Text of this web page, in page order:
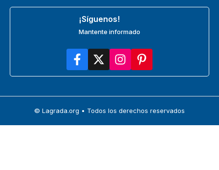
¡Síguenos!
Mantente informado
© Lagrada.org • Todos los derechos reservados